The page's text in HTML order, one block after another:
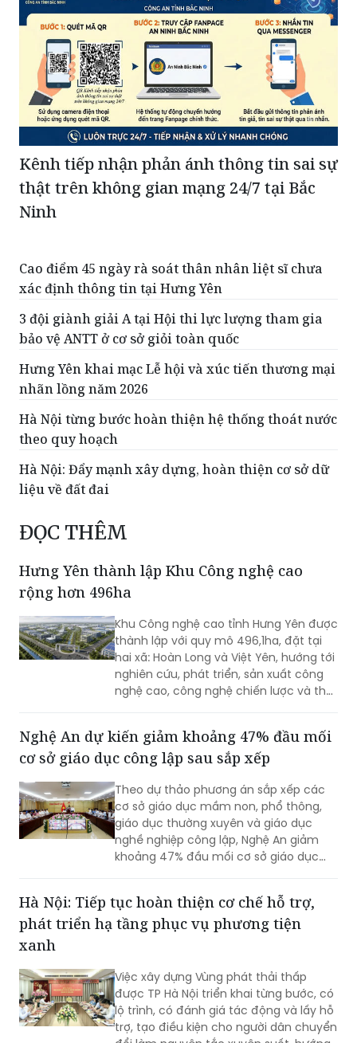
Kênh tiếp nhận phản ánh thông tin sai sự
thật trên không gian mạng 24/7 tại Bắc
Ninh
3 đội giành giải A tại Hội thi lực lượng tham gia
bảo vệ ANTT ở cơ sở giỏi toàn quốc
Hưng Yên khai mạc Lễ hội và xúc tiến thương mại
nhãn lồng năm 2026
Hà Nội từng bước hoàn thiện hệ thống thoát nước
theo quy hoạch
Hà Nội: Đẩy mạnh xây dựng, hoàn thiện cơ sở dữ
liệu về đất đai
ĐỌC THÊM
Hưng Yên thành lập Khu Công nghệ cao
Khu Công nghệ cao tỉnh Hưng Yên được
thành lập với quy mô 496,1ha, đặt tại
hai xã: Hoàn Long và Việt Yên, hướng tới
nghiên cứu, phát triển, sản xuất công
nghệ cao, công nghệ chiến lược và thu
hút các nguồn lực đầu tư vào lĩnh vực
khoa học, công nghệ.
Nghệ An dự kiến giảm khoảng 47% đầu mối
Theo dự thảo phương án sắp xếp các
cơ sở giáo dục mầm non, phổ thông,
giáo dục thường xuyên và giáo dục
nghề nghiệp công lập, Nghệ An giảm
khoảng 47% đầu mối cơ sở giáo dục
công lập, thuộc nhóm địa phương có tỷ
lệ sắp xếp cao trong cả nước.
Hà Nội: Tiếp tục hoàn thiện cơ chế hỗ trợ,
xanh
Việc xây dựng Vùng phát thải thấp
lộ trình, có đánh giá tác động và lấy hỗ
trợ, tạo điều kiện cho người dân chuyển
đổi làm nguyên tắc xuyên suốt, hướng
tới mục tiêu cải thiện chất lượng môi
trường không khí, phát triển giao thông